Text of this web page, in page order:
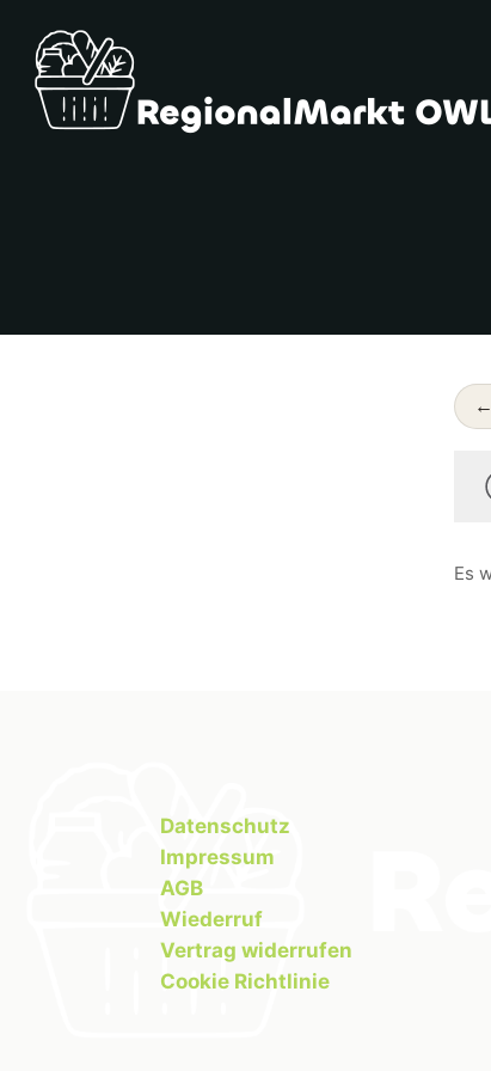
Es
Datenschutz
Impressum
AGB
Wiederruf
Vertrag widerrufen
Cookie Richtlinie